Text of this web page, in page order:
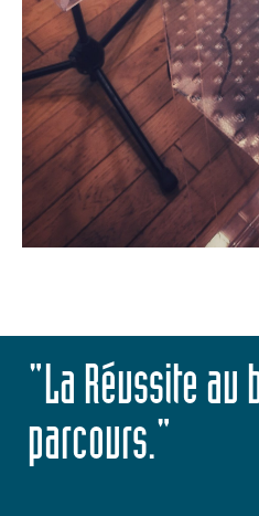
"La Réussite au
parcours."